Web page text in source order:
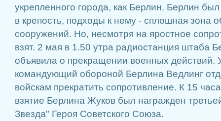
укрепленного города, как Берлин. Берлин
в крепость, подходы к нему - сплошная зона
сооружений. Но, несмотря на ярост­ное
взят. 2 мая в 1.50 утра радиостанция штаба
объявила о прекращении военных действий.
командующий обороной Берлина Ведлинг
войскам прек­ратить сопротивление. К 15
взятие Берлина Жу­ков был награжден
Звезда" Героя Советского Сою­за.